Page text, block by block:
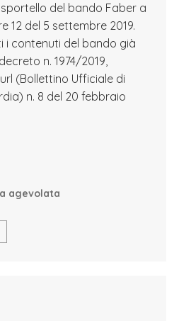
sportello del bando Faber a
12 del 5 settembre 2019.
i contenuti del bando già
n. 1974/2019,
(Bollettino Ufficiale di
n. 8 del 20 febbraio
agevolata